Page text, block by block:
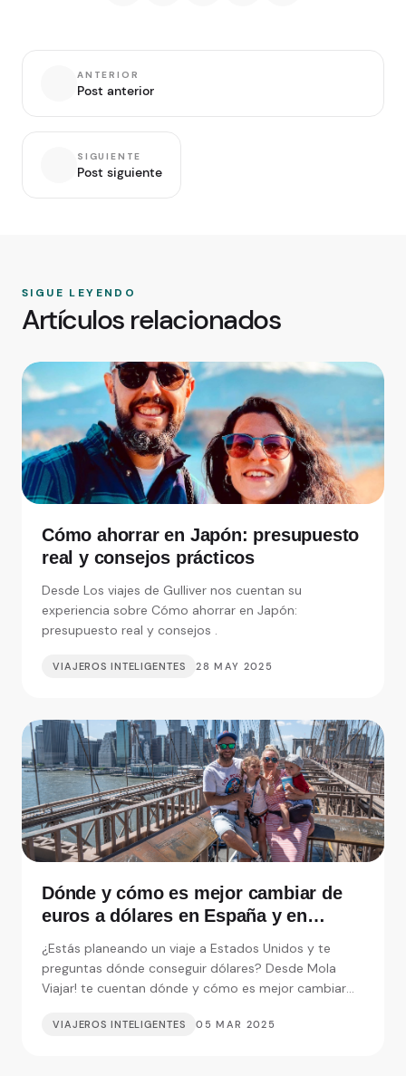
ANTERIOR
Post anterior
SIGUIENTE
Post siguiente
SIGUE LEYENDO
Artículos relacionados
Cómo ahorrar en Japón: presupuesto
real y consejos prácticos
Desde Los viajes de Gulliver nos cuentan su
experiencia sobre Cómo ahorrar en Japón:
presupuesto real y consejos .
VIAJEROS INTELIGENTES 28 MAY 2025
Dónde y cómo es mejor cambiar de
euros a dólares en España y en
¿Estás planeando un viaje a Estados Unidos y te
preguntas dónde conseguir dólares? Desde Mola
Viajar! te cuentan dónde y cómo es mejor cambiar
VIAJEROS INTELIGENTES 05 MAR 2025